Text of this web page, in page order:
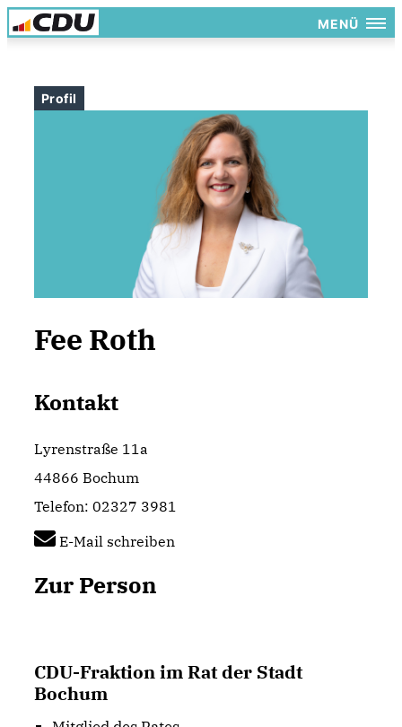
MENÜ
Profil
Fee Roth
Kontakt
Lyrenstraße 11a
44866 Bochum
Telefon: 02327 3981
E-Mail schreiben
Zur Person
CDU-Fraktion im Rat der Stadt
Bochum